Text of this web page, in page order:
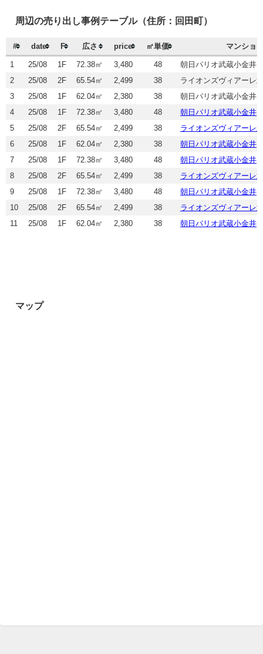
周辺の売り出し事例テーブル（住所：回田町）
# date F 広さ price ㎡単価 マンショ
1 25/08 1F 72.38㎡ 3,480 48 朝日パリオ武蔵小金井
2 25/08 2F 65.54㎡ 2,499 38 ライオンズヴィアーレ
3 25/08 1F 62.04㎡ 2,380 38 朝日パリオ武蔵小金井
4 25/08 1F 72.38㎡ 3,480 48 朝日パリオ武蔵小金井
5 25/08 2F 65.54㎡ 2,499 38 ライオンズヴィアーレ
6 25/08 1F 62.04㎡ 2,380 38 朝日パリオ武蔵小金井
7 25/08 1F 72.38㎡ 3,480 48 朝日パリオ武蔵小金井
8 25/08 2F 65.54㎡ 2,499 38 ライオンズヴィアーレ
9 25/08 1F 72.38㎡ 3,480 48 朝日パリオ武蔵小金井
10 25/08 2F 65.54㎡ 2,499 38 ライオンズヴィアーレ
11 25/08 1F 62.04㎡ 2,380 38 朝日パリオ武蔵小金井
マップ